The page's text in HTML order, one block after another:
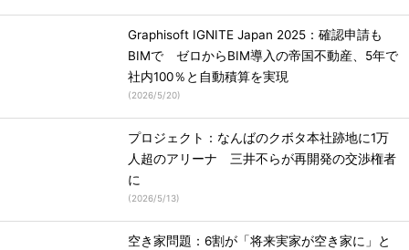
Graphisoft IGNITE Japan 2025：確認申請も
BIMで ゼロからBIM導入の帝国不動産、5年で
社内100％と自動積算を実現
(2026/5/20)
プロジェクト：なんばのクボタ本社跡地に1万
人超のアリーナ 三井不らが再開発の交渉権者
に
(2026/5/13)
空き家問題：6割が「将来実家が空き家に」と